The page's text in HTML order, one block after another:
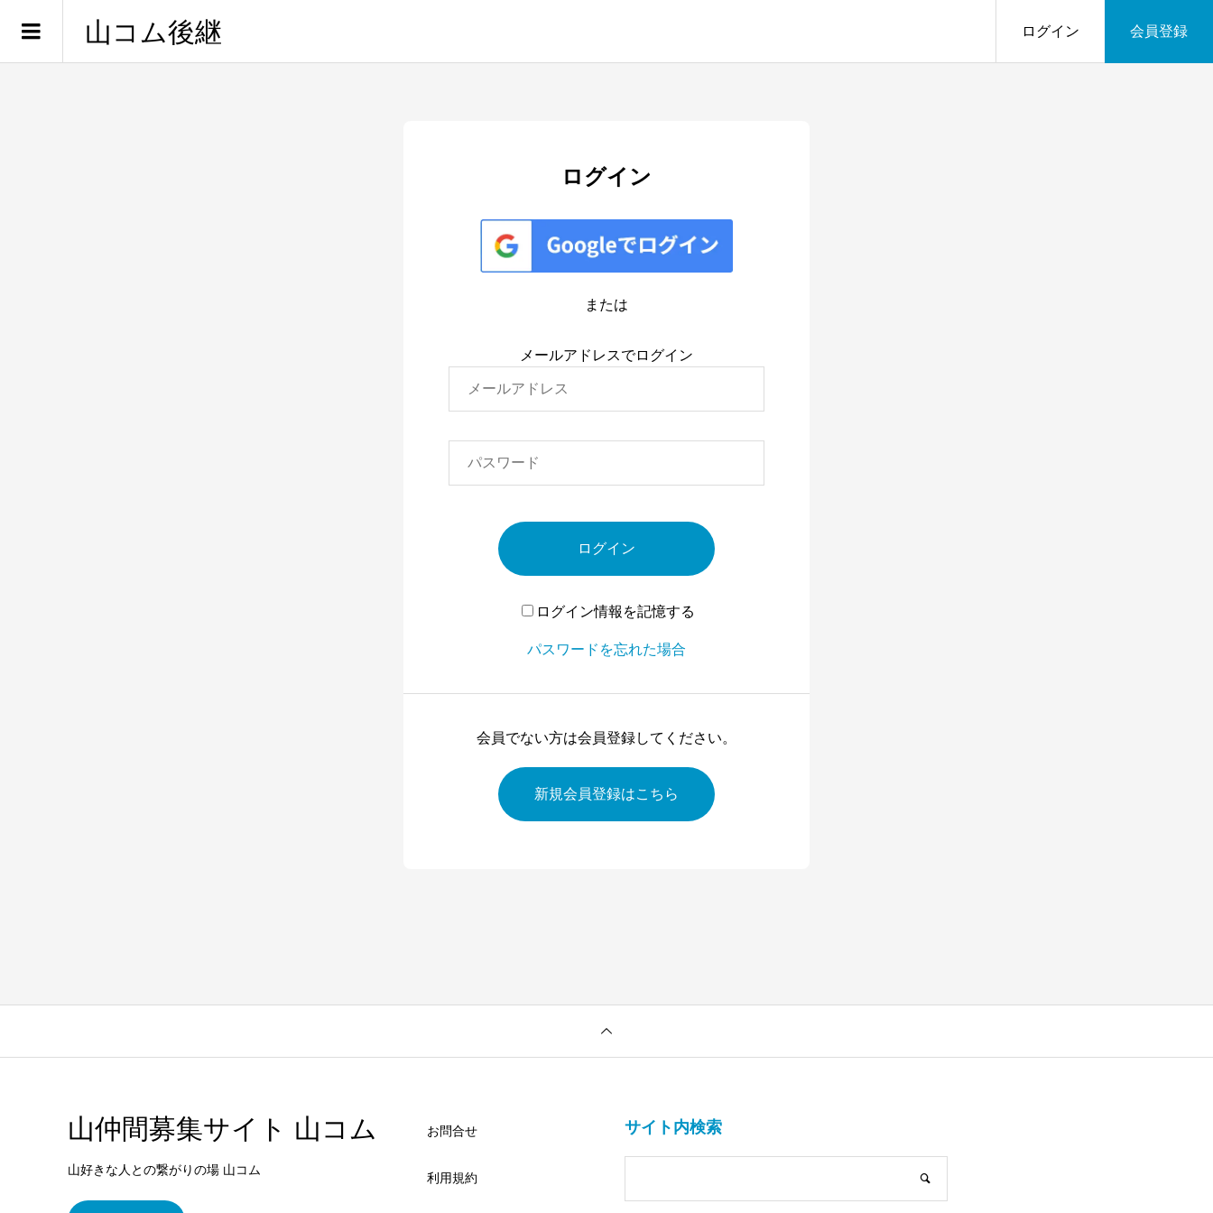
山コム後継 ログイン 会員登録
ログイン
または
メールアドレスでログイン
ログイン
ログイン情報を記憶する
パスワードを忘れた場合
会員でない方は会員登録してください。
新規会員登録はこちら
山仲間募集サイト 山コム
山好きな人との繋がりの場 山コム
お問合せ
利用規約
サイト内検索